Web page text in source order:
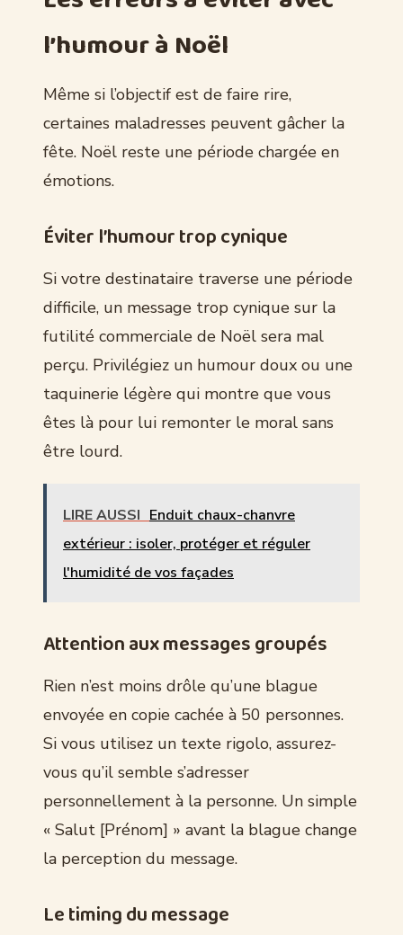
l’humour à Noël
Même si l’objectif est de faire rire,
certaines maladresses peuvent gâcher la
fête. Noël reste une période chargée en
émotions.
Éviter l’humour trop cynique
Si votre destinataire traverse une période
difficile, un message trop cynique sur la
futilité commerciale de Noël sera mal
perçu. Privilégiez un humour doux ou une
taquinerie légère qui montre que vous
êtes là pour lui remonter le moral sans
être lourd.
LIRE AUSSI Enduit chaux-chanvre
extérieur : isoler, protéger et réguler
l'humidité de vos façades
Attention aux messages groupés
Rien n’est moins drôle qu’une blague
envoyée en copie cachée à 50 personnes.
Si vous utilisez un texte rigolo, assurez-
vous qu’il semble s’adresser
personnellement à la personne. Un simple
« Salut [Prénom] » avant la blague change
la perception du message.
Le timing du message